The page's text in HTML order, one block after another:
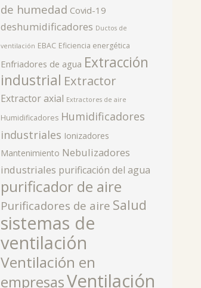
de humedad Covid-19
deshumidificadores Ductos de
ventilación EBAC Eficiencia energética
Enfriadores de agua Extracción
industrial Extractor
Extractor axial Extractores de aire
Humidificadores Humidificadores
industriales Ionizadores
Mantenimiento Nebulizadores
industriales purificación del agua
purificador de aire
Purificadores de aire Salud
sistemas de
ventilación
Ventilación en
empresasVentilación